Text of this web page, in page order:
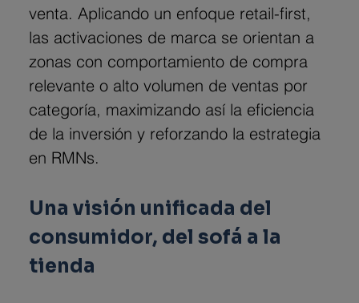
venta. Aplicando un enfoque retail-first,
las activaciones de marca se orientan a
zonas con comportamiento de compra
relevante o alto volumen de ventas por
categoría, maximizando así la eficiencia
de la inversión y reforzando la estrategia
en RMNs.
Una visión unificada del
consumidor, del sofá a la
tienda